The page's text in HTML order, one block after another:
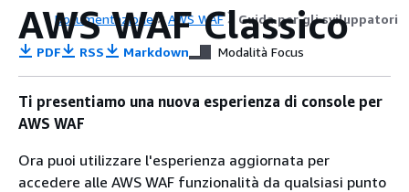
Documentazione AWS WAF Guida per gli sviluppatori
AWS WAF Classico
PDF RSS Markdown Modalità Focus
Ti presentiamo una nuova esperienza di console per
AWS WAF
Ora puoi utilizzare l'esperienza aggiornata per
accedere alle AWS WAF funzionalità da qualsiasi punto